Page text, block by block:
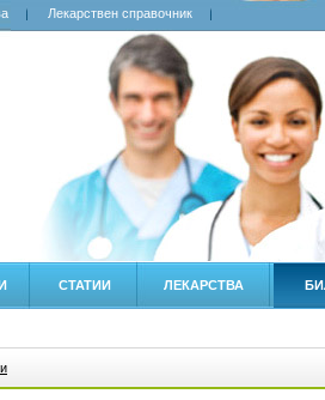
Лекарствен справочник
СТАТИИ ЛЕКАРСТВА